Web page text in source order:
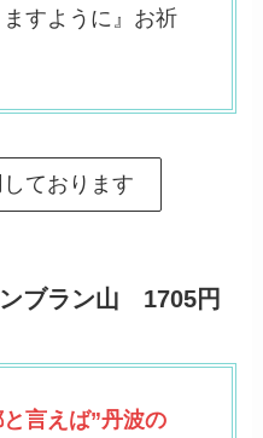
すように』お祈
ております
ブラン山 1705円
言えば”丹波の